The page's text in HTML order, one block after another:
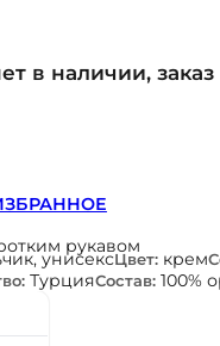
в наличии,
рукавом
унисексЦвет: крем
ТурцияСостав: 100%